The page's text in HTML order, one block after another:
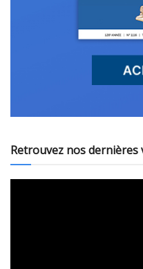
Retrouvez nos dernières